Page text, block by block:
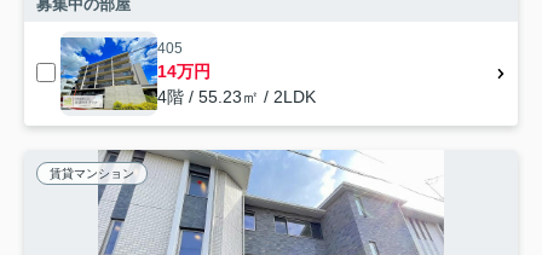
募集中の部屋
405
14万円
4階 / 55.23㎡ / 2LDK
賃貸マンション